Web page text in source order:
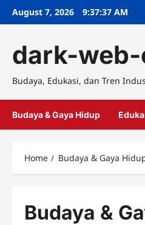
SkipAugust 7, 2026 9:37:38 AM
dark-
Budaya, Edukasi, dan Tren
Budaya & Gaya Hidup
Home Budaya & Gaya
Budaya &